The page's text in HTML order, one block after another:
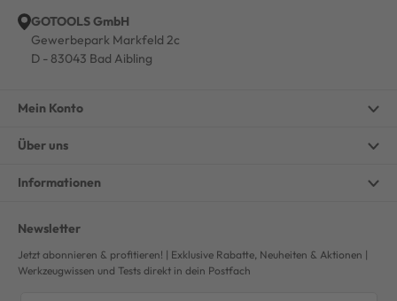
GOTOOLS GmbH
Gewerbepark Markfeld 2c
D - 83043 Bad Aibling
Mein Konto
Über uns
Informationen
Newsletter
Jetzt abonnieren & profitieren! | Exklusive Rabatte, Neuheiten & Aktionen |
Werkzeugwissen und Tests direkt in dein Postfach